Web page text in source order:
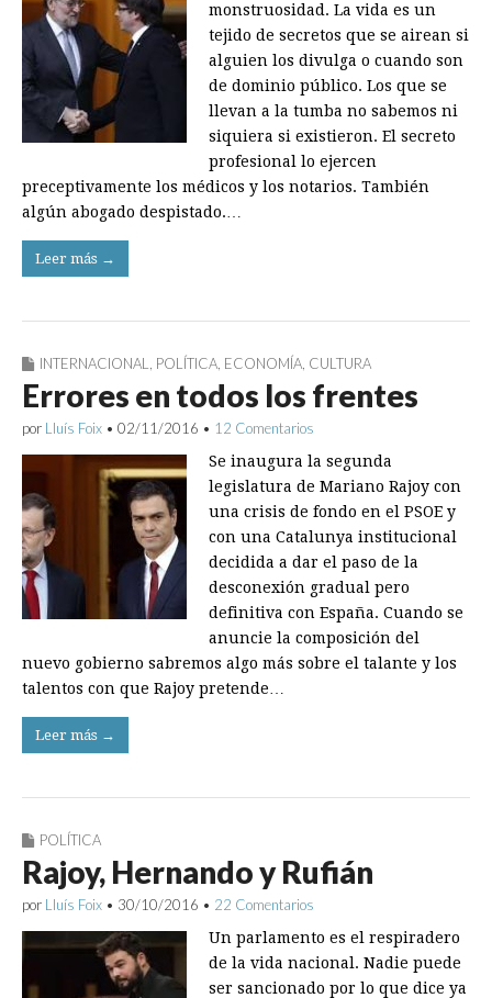
monstruosidad. La vida es un
tejido de secretos que se airean si
alguien los divulga o cuando son
de dominio público. Los que se
llevan a la tumba no sabemos ni
siquiera si existieron. El secreto
profesional lo ejercen
preceptivamente los médicos y los notarios. También
algún abogado despistado.…
Leer más →
INTERNACIONAL, POLÍTICA, ECONOMÍA, CULTURA
Errores en todos los frentes
por Lluís Foix • 02/11/2016 • 12 Comentarios
Se inaugura la segunda
legislatura de Mariano Rajoy con
una crisis de fondo en el PSOE y
con una Catalunya institucional
decidida a dar el paso de la
desconexión gradual pero
definitiva con España. Cuando se
anuncie la composición del
nuevo gobierno sabremos algo más sobre el talante y los
talentos con que Rajoy pretende…
Leer más →
POLÍTICA
Rajoy, Hernando y Rufián
por Lluís Foix • 30/10/2016 • 22 Comentarios
Un parlamento es el respiradero
de la vida nacional. Nadie puede
ser sancionado por lo que dice ya